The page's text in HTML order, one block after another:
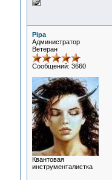
Pipa
Администратор
Ветеран
Сообщений: 3660
Квантовая
инструменталистка